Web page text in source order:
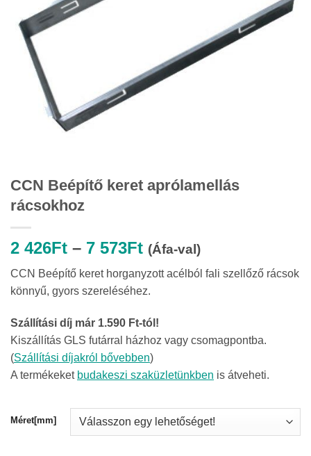
CCN Beépítő keret aprólamellás
rácsokhoz
2 426Ft – 7 573FtÁrtartomány:
426Ft
-
7
573Ft
(Áfa-val)
CCN Beépítő keret horganyzott acélból fali szellőző rácsok
könnyű, gyors szereléséhez.
Szállítási díj már 1.590 Ft-tól!
Kiszállítás GLS futárral házhoz vagy csomagpontba.
(Szállítási díjakról bővebben)
A termékeket budakeszi szaküzletünkben is átveheti.
Méret[mm]